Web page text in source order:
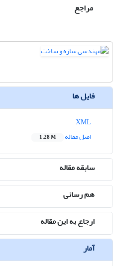
مراجع
فایل ها
اصل مقاله
1.28 M
سابقه مقاله
هم رسانی
ارجاع به این مقاله
آمار